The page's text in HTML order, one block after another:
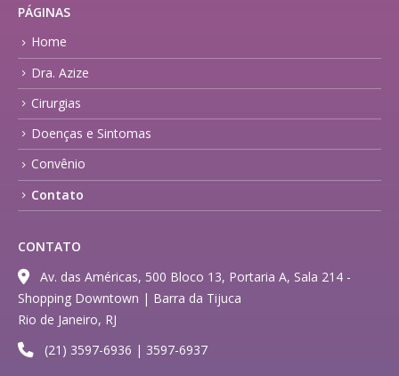
PÁGINAS
Home
Dra. Azize
Cirurgias
Doenças e Sintomas
Convênio
Contato
CONTATO
Av. das Américas, 500 Bloco 13, Portaria A, Sala 214 -
Shopping Downtown | Barra da Tijuca
Rio de Janeiro, RJ
(21) 3597-6936 | 3597-6937